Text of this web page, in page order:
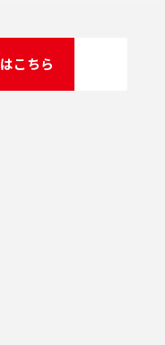
ニ
ュ